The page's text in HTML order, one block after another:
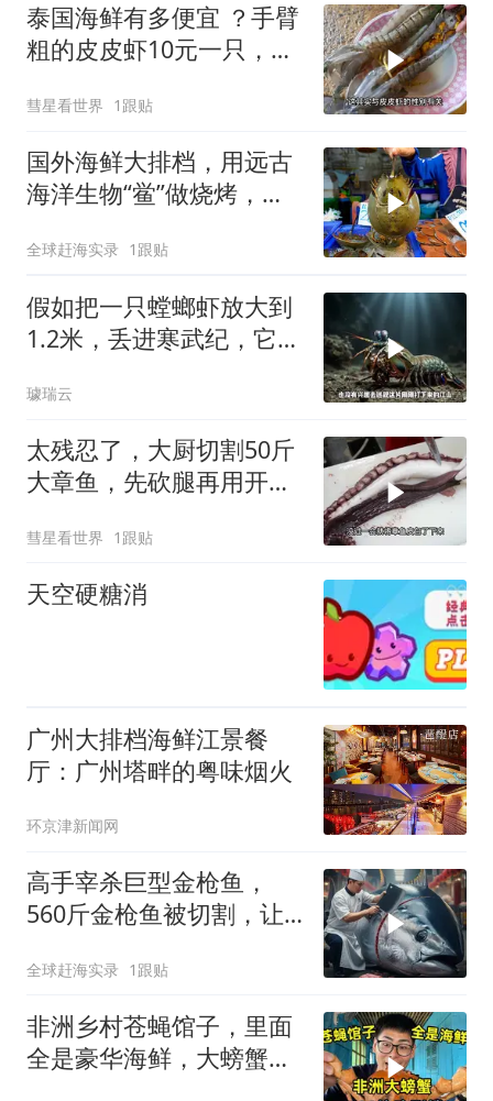
泰国海鲜有多便宜 ？手臂
粗的皮皮虾10元一只，游
彗星看世界 1跟贴
国外海鲜大排档，用远古
海洋生物“鲎”做烧烤，大
全球赶海实录 1跟贴
假如把一只螳螂虾放大到
1.2米，丢进寒武纪，它能
璩瑞云
太残忍了，大厨切割50斤
大章鱼，先砍腿再用开水
彗星看世界 1跟贴
天空硬糖消
广州大排档海鲜江景餐
厅：广州塔畔的粤味烟火
环京津新闻网
高手宰杀巨型金枪鱼，
560斤金枪鱼被切割，让
全球赶海实录 1跟贴
非洲乡村苍蝇馆子，里面
全是豪华海鲜，大螃蟹